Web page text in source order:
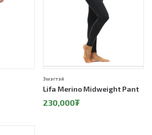
Lifa Merino Midweight Pant
Эмэгтэй
230,000₮